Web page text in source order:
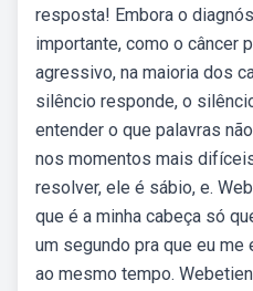
resposta! Embora o
importante, como o câncer
agressivo, na maioria dos
silêncio responde, o
entender o que palavras
nos momentos mais
resolver, ele é sábio, e.
que é a minha cabeça só
um segundo pra que eu
ao mesmo tempo.